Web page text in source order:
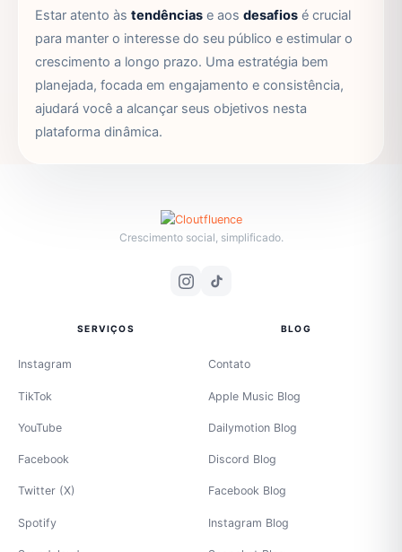
Estar atento às tendências e aos desafios é crucial
para manter o interesse do seu público e estimular o
crescimento a longo prazo. Uma estratégia bem
planejada, focada em engajamento e consistência,
ajudará você a alcançar seus objetivos nesta
plataforma dinâmica.
Crescimento social, simplificado.
SERVIÇOS
Instagram
TikTok
YouTube
Facebook
Twitter (X)
Spotify
BLOG
Contato
Apple Music Blog
Dailymotion Blog
Discord Blog
Facebook Blog
Instagram Blog